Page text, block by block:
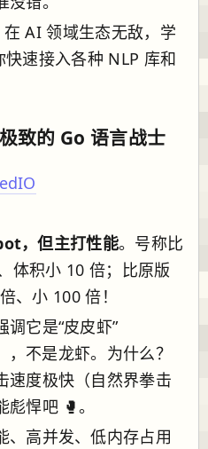
AI 领域生态无敌，学
速接入各种 NLP 库和
致的 Go 语言战士
，但主打性能。号称比
体积小 10 倍；比原版
、小 100 倍！
调它是“皮皮虾”
不是龙虾。为什么？
速度极快（自然界拳击
悍吧 🥊。
、高并发、低内存占用